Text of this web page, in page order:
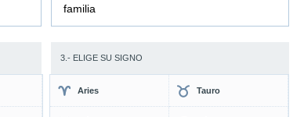
familia
3.- ELIGE SU SIGNO
Aries Tauro